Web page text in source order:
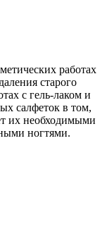
работах
старого
с гель-лаком и
салфеток в том,
их необходимыми
ногтями.